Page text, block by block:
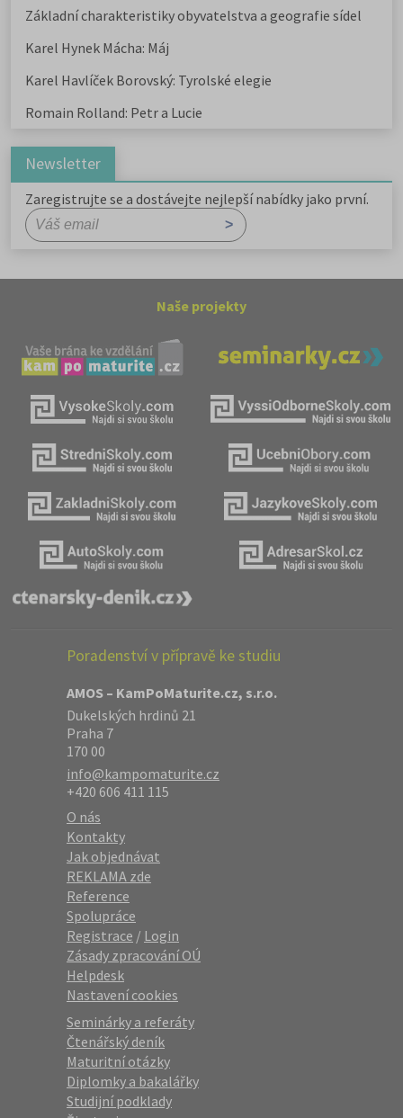
Základní charakteristiky obyvatelstva a geografie sídel
Karel Hynek Mácha: Máj
Karel Havlíček Borovský: Tyrolské elegie
Romain Rolland: Petr a Lucie
Newsletter
Zaregistrujte se a dostávejte nejlepší nabídky jako první.
Naše projekty
Poradenství v přípravě ke studiu
AMOS – KamPoMaturite.cz, s.r.o.
Dukelských hrdinů 21
Praha 7
170 00
info@kampomaturite.cz
+420 606 411 115
O nás
Kontakty
Jak objednávat
REKLAMA zde
Reference
Spolupráce
Registrace / Login
Zásady zpracování OÚ
Helpdesk
Nastavení cookies
Seminárky a referáty
Čtenářský deník
Maturitní otázky
Diplomky a bakalářky
Studijní podklady